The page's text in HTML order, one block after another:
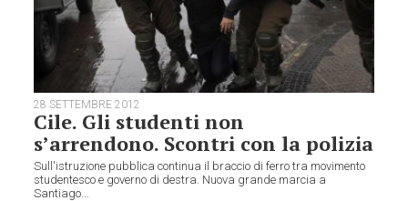
28 SETTEMBRE 2012
Cile. Gli studenti non
s’arrendono. Scontri con la polizia
Sull'istruzione pubblica continua il braccio di ferro tra movimento
studentesco e governo di destra. Nuova grande marcia a
Santiago...